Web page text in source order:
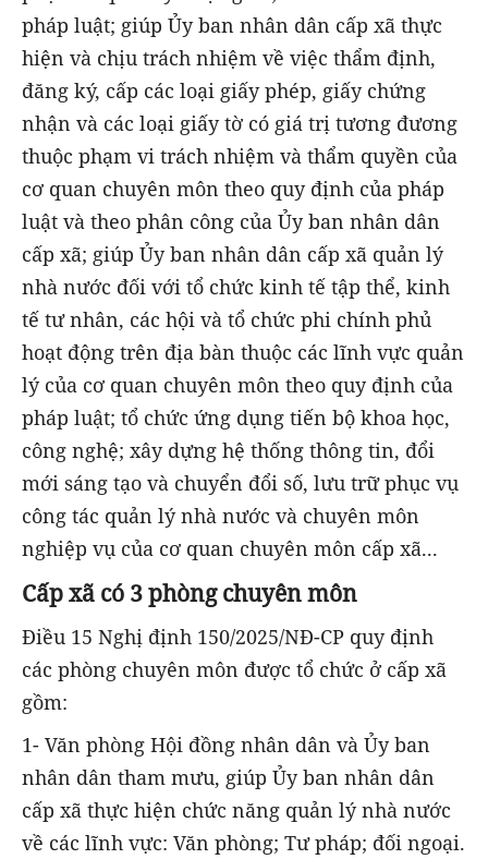
pháp luật; giúp Ủy ban nhân dân cấp xã thực
hiện và chịu trách nhiệm về việc thẩm định,
đăng ký, cấp các loại giấy phép, giấy chứng
nhận và các loại giấy tờ có giá trị tương đương
thuộc phạm vi trách nhiệm và thẩm quyền của
cơ quan chuyên môn theo quy định của pháp
luật và theo phân công của Ủy ban nhân dân
cấp xã; giúp Ủy ban nhân dân cấp xã quản lý
nhà nước đối với tổ chức kinh tế tập thể, kinh
tế tư nhân, các hội và tổ chức phi chính phủ
hoạt động trên địa bàn thuộc các lĩnh vực quản
lý của cơ quan chuyên môn theo quy định của
pháp luật; tổ chức ứng dụng tiến bộ khoa học,
công nghệ; xây dựng hệ thống thông tin, đổi
mới sáng tạo và chuyển đổi số, lưu trữ phục vụ
công tác quản lý nhà nước và chuyên môn
nghiệp vụ của cơ quan chuyên môn cấp xã...
Cấp xã có 3 phòng chuyên môn
Điều 15 Nghị định 150/2025/NĐ-CP quy định
các phòng chuyên môn được tổ chức ở cấp xã
gồm:
1- Văn phòng Hội đồng nhân dân và Ủy ban
nhân dân tham mưu, giúp Ủy ban nhân dân
cấp xã thực hiện chức năng quản lý nhà nước
về các lĩnh vực: Văn phòng; Tư pháp; đối ngoại.